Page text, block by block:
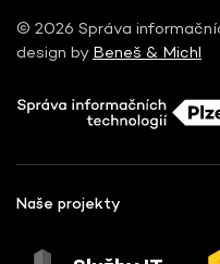
© 2026 Správa
design by Beneš & Michl
Naše projekty